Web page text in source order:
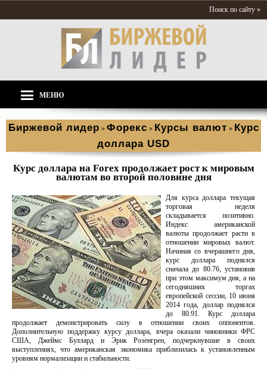
Поиск по сайту »
МЕНЮ
Биржевой лидер » Форекс » Курсы валют » Курс
доллара USD
Курс доллара на Forex продолжает рост к мировым
валютам во второй половине дня
Для курса доллара текущая
торговая неделя
складывается позитивно.
Индекс американской
валюты продолжает расти в
отношении мировых валют.
Начиная со вчерашнего дня,
курс доллара поднялся
сначала до 80.76, установив
при этом максимум дня, а на
сегодняшних торгах
европейской сессии, 10 июня
2014 года, доллар поднялся
до 80.91. Курс доллара
продолжает демонстрировать силу в отношении своих оппонентов.
Дополнительную поддержку курсу доллара, вчера оказали чиновники ФРС
США, Джеймс Буллард и Эрик Розенгрен, подчеркнувшие в своих
выступлениях, что американская экономика приблизилась к установленным
уровням нормализации и стабильности.